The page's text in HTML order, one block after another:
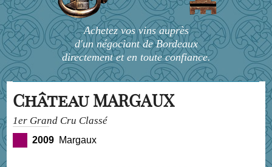
Achetez vos vins auprès
d'un négociant de Bordeaux
directement et en toute confiance.
Château MARGAUX
1er Grand Cru Classé
2009 Margaux